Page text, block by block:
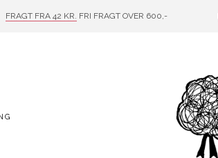
FRAGT FRA 42 KR. FRI FRAGT OVER 600,-